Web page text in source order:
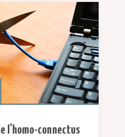
l’homo-connectus